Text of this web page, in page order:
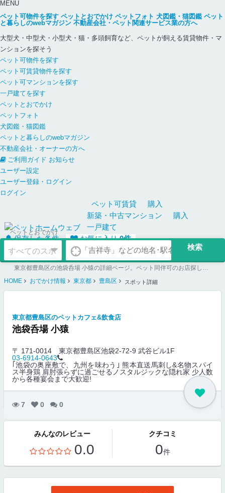
MENU
ペット可物件を探す ペットとおでかけ ペットフォト 犬図鑑・猫図鑑 ペット
と暮らしのwebマガジン 不動産会社・ペット関連サービス業の方へ
大型犬・中型犬・小型犬・猫・多頭飼育など、ペットが飼える賃貸物件・マ
ンションを探そう
ペット可物件を探す
ペット可賃貸物件を探す
ペット可マンションを探す
一戸建てを探す
ペットとおでかけ
ペットフォト
犬図鑑・猫図鑑
ペットと暮らしのwebマガジン
不動産会社・オーナーの方へ
ご利用ガイド お知らせ
ユーザー設定
ユーザー登録・ログイン
ログイン
ペット可賃貸
購入
新築・中古マンション
購入
一戸建て
保存した条件
お気に入り0件
ペットとおでかけ
東京都豊島区の池袋呑場 小猿の詳細ページ。ペット同伴可のお店探しならペットホームウェブ。ペット可賃貸のお部屋探し、ペット可マンション購入のご検討時にもご利用ください。
HOME
おでかけ情報 東京都 豊島区 スポット詳細
東京都豊島区のペットカフェ&飲食店
池袋呑場 小猿
〒 171-0014
東京都豊島区池袋2-72-9 武谷ビル1F
03-6914-0643
｢池袋の奥座敷で、九州を味わう｣ 熊本直送馬刺し&名物スパイ
ス半身鶏 肩肘張らずに過ごせるノスタルジックな隠れ家 少人数
から各種宴会まで大歓迎!
7 0 0
みんなのレビュー
0.0
クチコミ
0件